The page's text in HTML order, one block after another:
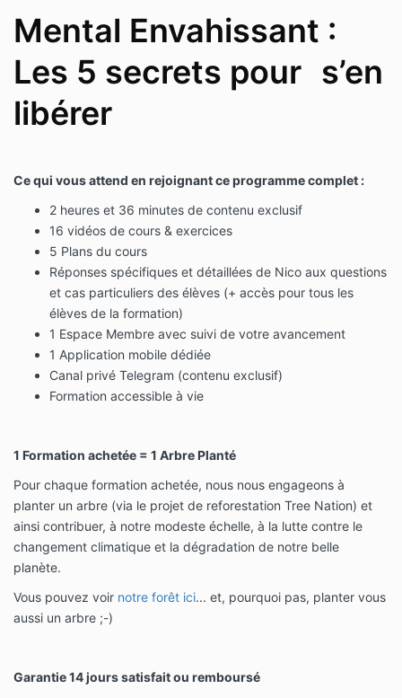
Mental Envahissant :
Les 5 secrets pour s’en
libérer
Ce qui vous attend en rejoignant ce programme complet :
2 heures et 36 minutes de contenu exclusif
16 vidéos de cours & exercices
5 Plans du cours
Réponses spécifiques et détaillées de Nico aux questions
et cas particuliers des élèves (+ accès pour tous les
élèves de la formation)
1 Espace Membre avec suivi de votre avancement
1 Application mobile dédiée
Canal privé Telegram (contenu exclusif)
Formation accessible à vie
1 Formation achetée = 1 Arbre Planté
Pour chaque formation achetée, nous nous engageons à
planter un arbre (via le projet de reforestation Tree Nation) et
ainsi contribuer, à notre modeste échelle, à la lutte contre le
changement climatique et la dégradation de notre belle
planète.
Vous pouvez voir notre forêt ici... et, pourquoi pas, planter vous
aussi un arbre ;-)
Garantie 14 jours satisfait ou remboursé